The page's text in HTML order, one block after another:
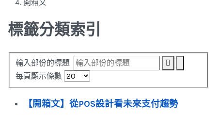
開箱文
標籤分類索引
輸入部份的標題
每頁顯示條數
【開箱文】從POS設計看未來支付趨勢